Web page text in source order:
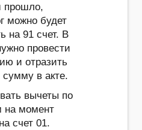
прошло,
можно будет
на 91 счет. В
провести
и отразить
в акте.
вычеты по
на момент
счет 01.